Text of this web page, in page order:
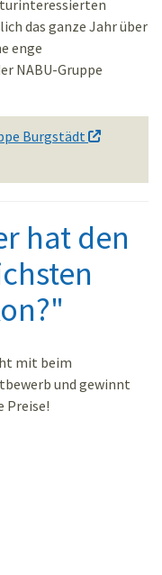
das ganze Jahr über
enge
NABU-Gruppe
Burgstädt
hat den
mit beim
und gewinnt
Preise!